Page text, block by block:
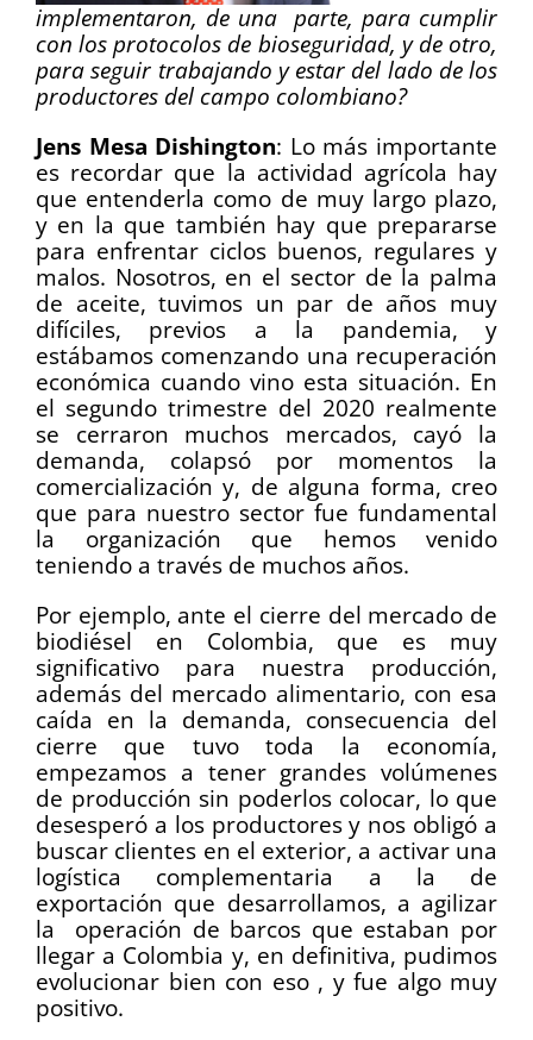
implementaron, de una parte, para cumplir
con los protocolos de bioseguridad, y de otro,
para seguir trabajando y estar del lado de los
productores del campo colombiano?
Jens Mesa Dishington: Lo más importante
es recordar que la actividad agrícola hay
que entenderla como de muy largo plazo,
y en la que también hay que prepararse
para enfrentar ciclos buenos, regulares y
malos. Nosotros, en el sector de la palma
de aceite, tuvimos un par de años muy
difíciles, previos a la pandemia, y
estábamos comenzando una recuperación
económica cuando vino esta situación. En
el segundo trimestre del 2020 realmente
se cerraron muchos mercados, cayó la
demanda, colapsó por momentos la
comercialización y, de alguna forma, creo
que para nuestro sector fue fundamental
la organización que hemos venido
teniendo a través de muchos años.
Por ejemplo, ante el cierre del mercado de
biodiésel en Colombia, que es muy
significativo para nuestra producción,
además del mercado alimentario, con esa
caída en la demanda, consecuencia del
cierre que tuvo toda la economía,
empezamos a tener grandes volúmenes
de producción sin poderlos colocar, lo que
desesperó a los productores y nos obligó a
buscar clientes en el exterior, a activar una
logística complementaria a la de
exportación que desarrollamos, a agilizar
la operación de barcos que estaban por
llegar a Colombia y, en definitiva, pudimos
evolucionar bien con eso , y fue algo muy
positivo.